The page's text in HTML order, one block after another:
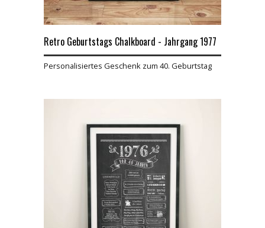
Retro Geburtstags Chalkboard - Jahrgang 1977
Personalisiertes Geschenk zum 40. Geburtstag